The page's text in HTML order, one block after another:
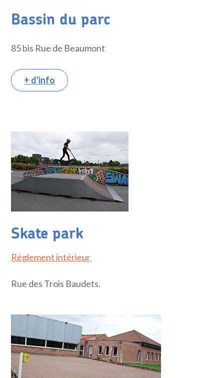
Bassin du parc
85 bis Rue de Beaumont
+ d'info
Skate park
Règlement intérieur
Rue des Trois Baudets.